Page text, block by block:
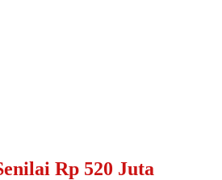
Rp 520 Juta